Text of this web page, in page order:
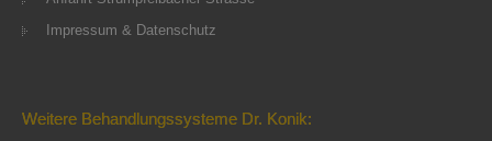
Impressum & Datenschutz
Weitere Behandlungssysteme Dr. Konik: